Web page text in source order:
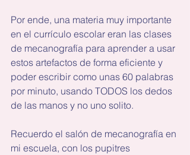
Por ende, una materia muy importante
en el currículo escolar eran las clases
de mecanografía para aprender a usar
estos artefactos de forma eficiente y
poder escribir como unas 60 palabras
por minuto, usando TODOS los dedos
de las manos y no uno solito.
Recuerdo el salón de mecanografía en
mi escuela, con los pupitres